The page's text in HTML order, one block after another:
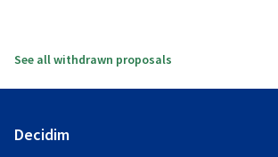
See all withdrawn proposals
Decidim